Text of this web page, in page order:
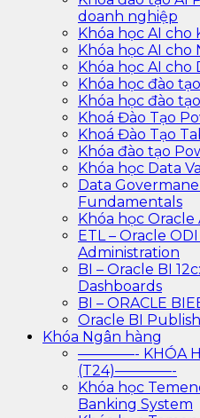
doanh nghiệp
Khóa học AI cho
Khóa học AI cho
Khóa học AI cho
Khóa học đào
Khóa học đào
Khoá Đào Tạo
Khoá Đào Tạo
Khóa đào tạo
Khóa học Data
Data
Fundamentals
Khóa học
ETL – Oracle
Administration
BI – Oracle BI
Dashboards
BI – ORACLE
Oracle BI
Khóa Ngân hàng
————- KHÓA
(T24)————-
Khóa học
Banking System